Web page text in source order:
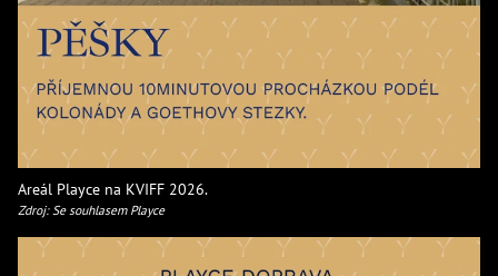
Areál Playce na KVIFF 2026.
Zdroj: Se souhlasem Playce